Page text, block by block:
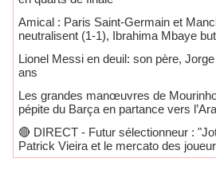
Amical : Paris Saint-Germain et
neutralisent (1-1), Ibrahima Mbaye
Lionel Messi en deuil: son père,
ans
Les grandes manœuvres de
pépite du Barça en partance vers
🔴​ DIRECT - Futur sélectionneur :
Patrick Vieira et le mercato des